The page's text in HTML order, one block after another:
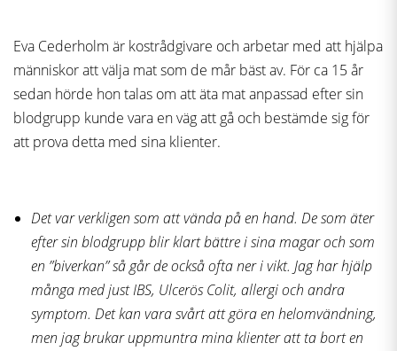
Eva Cederholm är kostrådgivare och arbetar med att hjälpa
människor att välja mat som de mår bäst av. För ca 15 år
sedan hörde hon talas om att äta mat anpassad efter sin
blodgrupp kunde vara en väg att gå och bestämde sig för
att prova detta med sina klienter.
Det var verkligen som att vända på en hand. De som äter
efter sin blodgrupp blir klart bättre i sina magar och som
en ”biverkan” så går de också ofta ner i vikt. Jag har hjälp
många med just IBS, Ulcerös Colit, allergi och andra
symptom. Det kan vara svårt att göra en helomvändning,
men jag brukar uppmuntra mina klienter att ta bort en